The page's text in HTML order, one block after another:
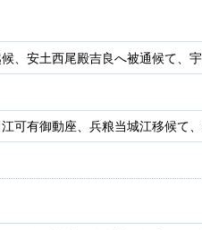
、安土西尾殿吉良へ被通候て、宇
可有御動座、兵粮当城江移候て